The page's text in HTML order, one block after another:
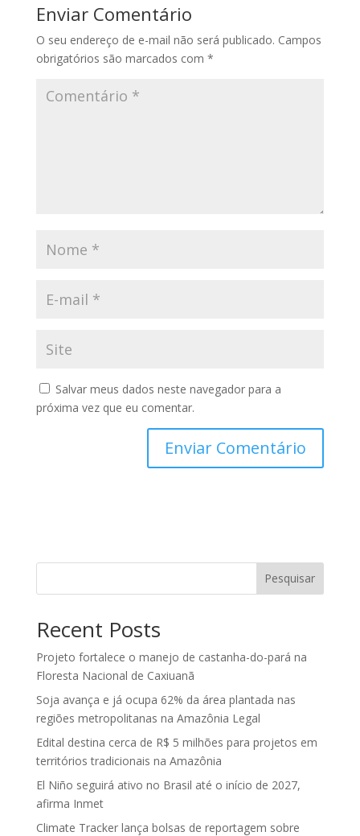
Enviar Comentário
O seu endereço de e-mail não será publicado. Campos
obrigatórios são marcados com *
Salvar meus dados neste navegador para a
próxima vez que eu comentar.
Pesquisar
Recent Posts
Projeto fortalece o manejo de castanha-do-pará na
Floresta Nacional de Caxiuanã
Soja avança e já ocupa 62% da área plantada nas
regiões metropolitanas na Amazônia Legal
Edital destina cerca de R$ 5 milhões para projetos em
territórios tradicionais na Amazônia
El Niño seguirá ativo no Brasil até o início de 2027,
afirma Inmet
Climate Tracker lança bolsas de reportagem sobre